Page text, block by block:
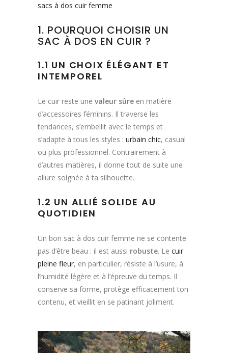
sacs à dos cuir femme
1. POURQUOI CHOISIR UN
SAC À DOS EN CUIR ?
1.1 UN CHOIX ÉLÉGANT ET
INTEMPOREL
Le cuir reste une valeur sûre en matière
d’accessoires féminins. Il traverse les
tendances, s’embellit avec le temps et
s’adapte à tous les styles : urbain chic, casual
ou plus professionnel. Contrairement à
d’autres matières, il donne tout de suite une
allure soignée à ta silhouette.
1.2 UN ALLIÉ SOLIDE AU
QUOTIDIEN
Un bon sac à dos cuir femme ne se contente
pas d’être beau : il est aussi robuste. Le cuir
pleine fleur, en particulier, résiste à l’usure, à
l’humidité légère et à l’épreuve du temps. Il
conserve sa forme, protège efficacement ton
contenu, et vieillit en se patinant joliment.